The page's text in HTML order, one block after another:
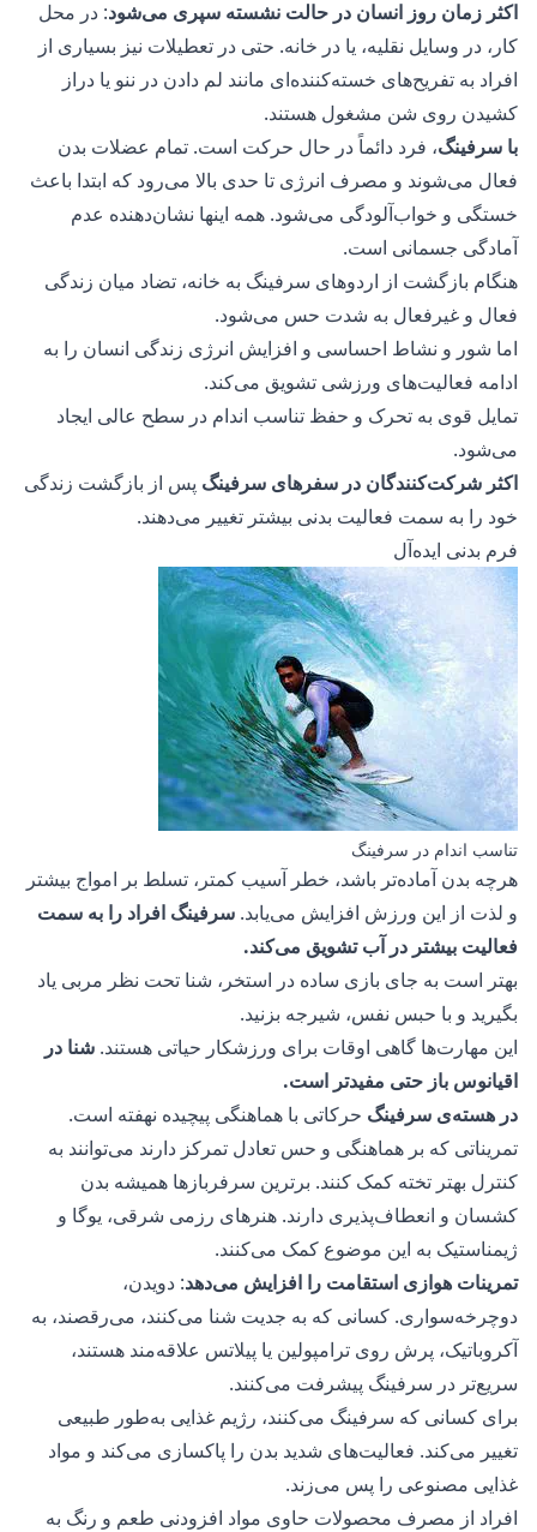
اکثر زمان روز انسان در حالت نشسته سپری می‌شود: در محل
کار، در وسایل نقلیه، یا در خانه. حتی در تعطیلات نیز بسیاری از
افراد به تفریح‌های خسته‌کننده‌ای مانند لم دادن در ننو یا دراز
کشیدن روی شن مشغول هستند.
با سرفینگ، فرد دائماً در حال حرکت است. تمام عضلات بدن
فعال می‌شوند و مصرف انرژی تا حدی بالا می‌رود که ابتدا باعث
خستگی و خواب‌آلودگی می‌شود. همه اینها نشان‌دهنده عدم
آمادگی جسمانی است.
هنگام بازگشت از اردوهای سرفینگ به خانه، تضاد میان زندگی
فعال و غیرفعال به شدت حس می‌شود.
اما شور و نشاط احساسی و افزایش انرژی زندگی انسان را به
ادامه فعالیت‌های ورزشی تشویق می‌کند.
تمایل قوی به تحرک و حفظ تناسب اندام در سطح عالی ایجاد
می‌شود.
اکثر شرکت‌کنندگان در سفرهای سرفینگ پس از بازگشت زندگی
خود را به سمت فعالیت بدنی بیشتر تغییر می‌دهند.
فرم بدنی ایده‌آل
تناسب اندام در سرفینگ
هرچه بدن آماده‌تر باشد، خطر آسیب کمتر، تسلط بر امواج بیشتر
و لذت از این ورزش افزایش می‌یابد. سرفینگ افراد را به سمت
فعالیت بیشتر در آب تشویق می‌کند.
بهتر است به جای بازی ساده در استخر، شنا تحت نظر مربی یاد
بگیرید و با حبس نفس، شیرجه بزنید.
این مهارت‌ها گاهی اوقات برای ورزشکار حیاتی هستند. شنا در
اقیانوس باز حتی مفیدتر است.
در هسته‌ی سرفینگ حرکاتی با هماهنگی پیچیده نهفته است.
تمریناتی که بر هماهنگی و حس تعادل تمرکز دارند می‌توانند به
کنترل بهتر تخته کمک کنند. برترین سرفربازها همیشه بدن
کشسان و انعطاف‌پذیری دارند. هنرهای رزمی شرقی، یوگا و
ژیمناستیک به این موضوع کمک می‌کنند.
تمرینات هوازی استقامت را افزایش می‌دهد: دویدن،
دوچرخه‌سواری. کسانی که به جدیت شنا می‌کنند، می‌رقصند، به
آکروباتیک، پرش روی ترامپولین یا پیلاتس علاقه‌مند هستند،
سریع‌تر در سرفینگ پیشرفت می‌کنند.
برای کسانی که سرفینگ می‌کنند، رژیم غذایی به‌طور طبیعی
تغییر می‌کند. فعالیت‌های شدید بدن را پاکسازی می‌کند و مواد
غذایی مصنوعی را پس می‌زند.
افراد از مصرف محصولات حاوی مواد افزودنی طعم و رنگ به